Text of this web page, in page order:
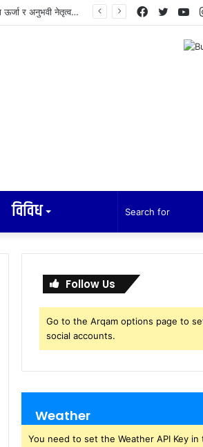
Facebook
विविध
Follow Us
Go to the Arqam options page to
social accounts.
Weather
You need to set the Weather API Key in